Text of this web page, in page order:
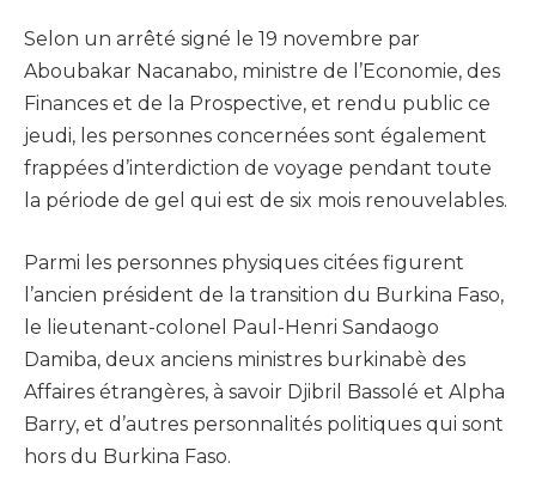
Selon un arrêté signé le 19 novembre par
Aboubakar Nacanabo, ministre de l’Economie, des
Finances et de la Prospective, et rendu public ce
jeudi, les personnes concernées sont également
frappées d’interdiction de voyage pendant toute
la période de gel qui est de six mois renouvelables.
Parmi les personnes physiques citées figurent
l’ancien président de la transition du Burkina Faso,
le lieutenant-colonel Paul-Henri Sandaogo
Damiba, deux anciens ministres burkinabè des
Affaires étrangères, à savoir Djibril Bassolé et Alpha
Barry, et d’autres personnalités politiques qui sont
hors du Burkina Faso.